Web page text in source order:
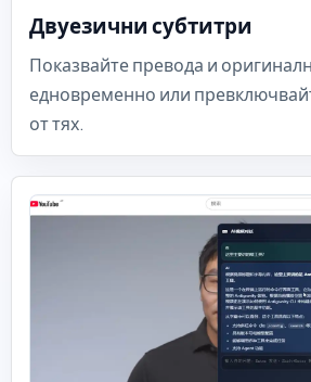
Двуезични субтитри
Показвайте превода и
едновременно или
от тях.